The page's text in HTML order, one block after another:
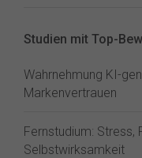
Studien mit Top-
Wahrnehmung KI-
Markenvertrauen
Fernstudium: Stress,
Selbstwirksamkeit